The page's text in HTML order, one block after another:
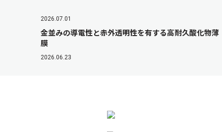
2026.07.01
金並みの導電性と赤外透明性を有する高耐久酸化物薄
膜
2026.06.23